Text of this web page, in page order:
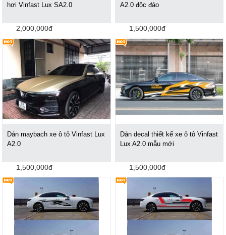
hơi Vinfast Lux SA2.0
2,000,000đ
A2.0 độc đáo
1,500,000đ
Dán maybach xe ô tô Vinfast Lux
A2.0
1,500,000đ
Dán decal thiết kế xe ô tô Vinfast
Lux A2.0 mẫu mới
1,500,000đ